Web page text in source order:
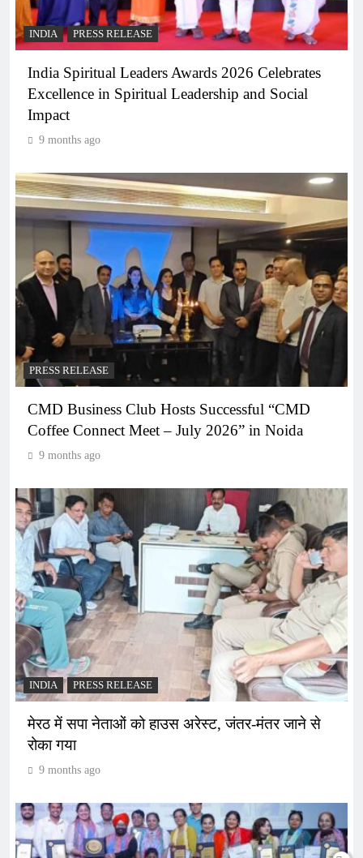
INDIA PRESS RELEASE
India Spiritual Leaders Awards 2026 Celebrates
Excellence in Spiritual Leadership and Social
Impact
9 months ago
PRESS RELEASE
CMD Business Club Hosts Successful “CMD
Coffee Connect Meet – July 2026” in Noida
9 months ago
INDIA PRESS RELEASE
मेरठ में सपा नेताओं को हाउस अरेस्ट, जंतर-मंतर जाने से
रोका गया
9 months ago